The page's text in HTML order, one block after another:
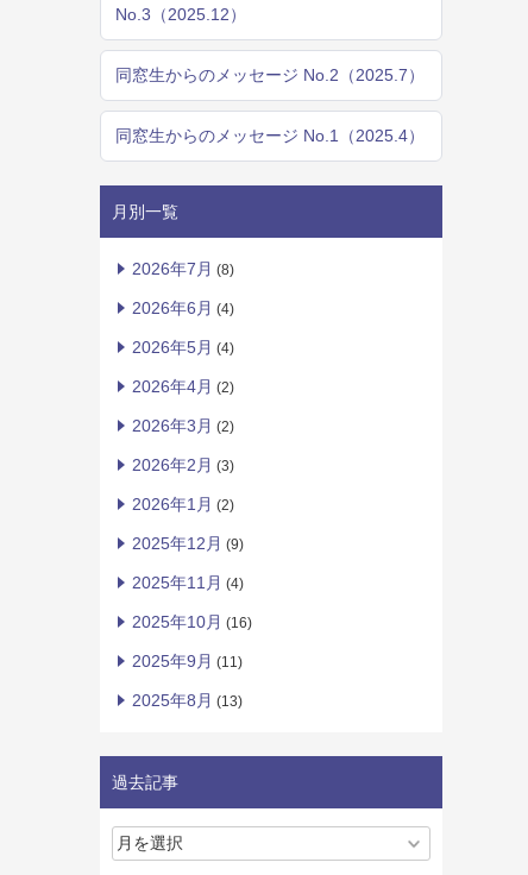
No.3（2025.12）
同窓生からのメッセージ No.2（2025.7）
同窓生からのメッセージ No.1（2025.4）
月別一覧
2026年7月 (8)
2026年6月 (4)
2026年5月 (4)
2026年4月 (2)
2026年3月 (2)
2026年2月 (3)
2026年1月 (2)
2025年12月 (9)
2025年11月 (4)
2025年10月 (16)
2025年9月 (11)
2025年8月 (13)
過去記事